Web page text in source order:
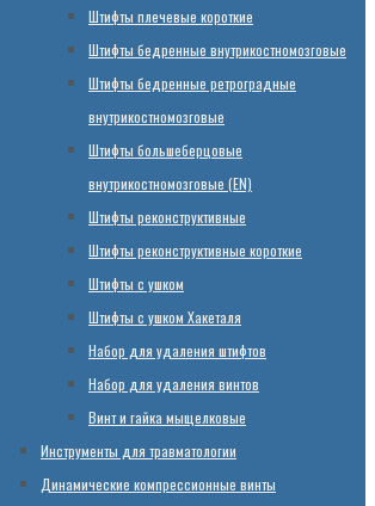
Штифты плечевые короткие
Штифты бедренные внутрикостномозговые
Штифты бедренные ретроградные
внутрикостномозговые
Штифты большеберцовые
внутрикостномозговые (EN)
Штифты реконструктивные
Штифты реконструктивные короткие
Штифты с ушком
Штифты с ушком Хакеталя
Набор для удаления штифтов
Набор для удаления винтов
Винт и гайка мыщелковые
Инструменты для травматологии
Динамические компрессионные винты